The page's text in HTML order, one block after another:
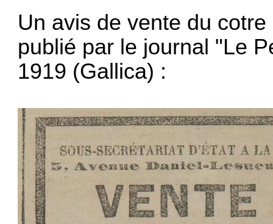
Un avis de vente du
publié par le journal "Le
1919 (Gallica) :